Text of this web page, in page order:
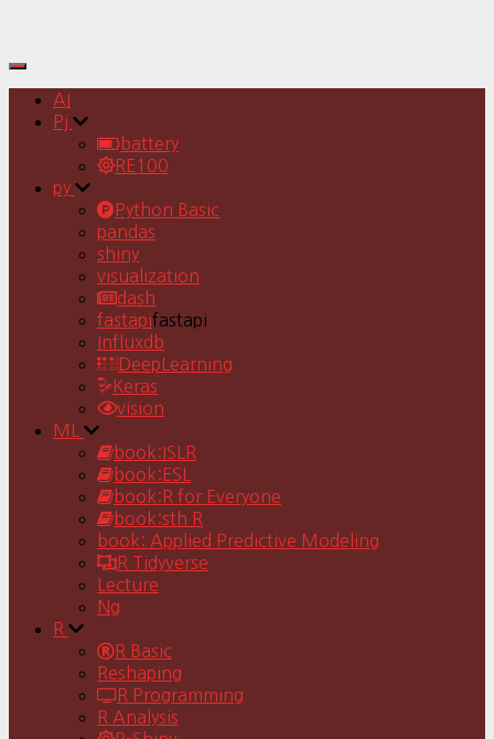
Toggle
Navigation
AI
Pj
battery
RE100
py
Python Basic
pandas
shiny
visualization
dash
fastapifastapi
Influxdb
DeepLearning
Keras
vision
ML
book:ISLR
book:ESL
book:R for Everyone
book:sth R
book: Applied Predictive Modeling
R Tidyverse
Lecture
Ng
R
R Basic
Reshaping
R Programming
R Analysis